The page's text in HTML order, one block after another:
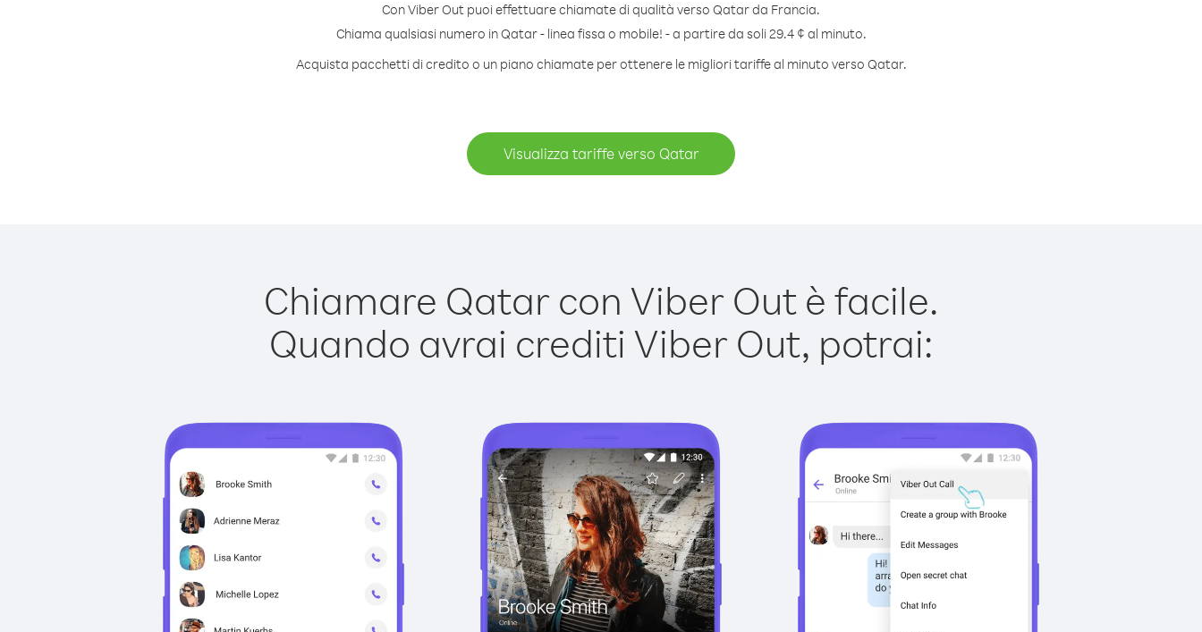
Con Viber Out puoi effettuare chiamate di qualità verso Qatar da Francia.
Chiama qualsiasi numero in Qatar - linea fissa o mobile! - a partire da soli 29.4 ¢ al minuto.
Acquista pacchetti di credito o un piano chiamate per ottenere le migliori tariffe al minuto verso Qatar.
Visualizza tariffe verso Qatar
Chiamare Qatar con Viber Out è facile.
Quando avrai crediti Viber Out, potrai: